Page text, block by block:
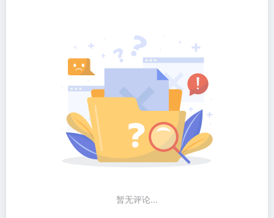
暂无评论...